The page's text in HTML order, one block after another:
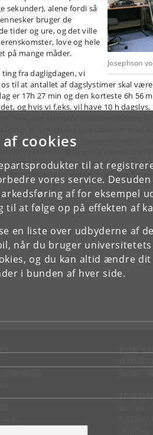
cookies
til at
vores service.
af for eksempel
til at følge op på effekten af
en liste over udbyderne af
når du bruger
og du kan altid ændre
i bunden af hver side.
Josephson
sekunder), alene fordi så
bruger de
tider og ure, og det ville
love og hele
på mange måder.
ting fra dagligdagen, vi
til at antallet af dagslystimer skal være
er 17h 27 min og den korteste 6h 56
og hvis vi f.eks. vil have 10 h
det er bedst egnet til teoriovervejelser.
bor i naturens opbygning (deres
de fysiske naturloves beskrivelse af
tilpasse en række, men ikke fjerne
hilsen
FOR
JOB